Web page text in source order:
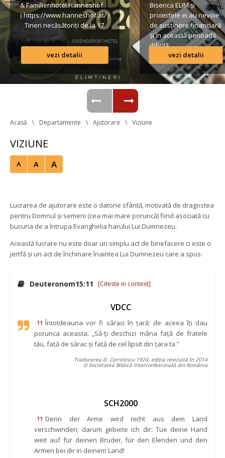
& Familienhotel Hanneshof
( https://www.hanneshof.at/ )
Tineri necăsătoriți de la 17
ani în sus € 420/ p.P.
(inclusiv Vollpension,
activități, transport*)
Formular de înscriere
Regulamentul taberei
*Având în vedere că o parte
vezi detalii
Biserica ELIM și
proiectele ei au nevoie
de susținere financiară
și în această perioadă
dificilă.
Lista conturilor bancare
vezi detalii
Acasă Departamente Ajutorare Viziune
VIZIUNE
A A A
Lucrarea de ajutorare este o datorie sfântă, motivată de dragostea
pentru Domnul și semeni (cea mai mare poruncă) fiind asociată cu
bucuria de a întrupa Evanghelia harului Lui Dumnezeu.
Această lucrare nu este doar un simplu act de binefacere ci este o
jertfă și un act de închinare înaintea Lui Dumnezeu care a spus:
Deuteronom15:11 [Citeste in context]
VDCC
11 Întotdeauna vor fi săraci în ţară; de aceea îţi dau
porunca aceasta: „Să-ţi deschizi mâna faţă de fratele
tău, faţă de sărac şi faţă de cel lipsit din ţara ta.”
Traducerea D. Cornilescu 1924, ediția revizuită în 2014
© Societatea Biblică Interconfesională din România
SCH2000
11 Denn der Arme wird nicht aus dem Land
verschwinden; darum gebiete ich dir: Tue deine Hand
weit auf für deinen Bruder, für den Elenden und den
Armen bei dir in deinem Land!